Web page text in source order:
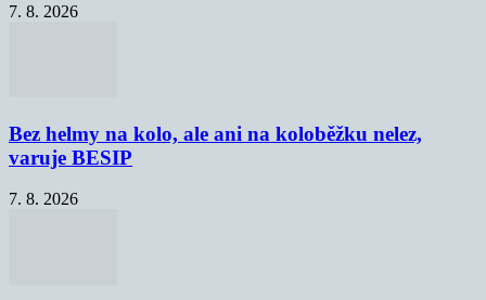
7. 8. 2026
Bez helmy na kolo, ale ani na koloběžku nelez,
varuje BESIP
7. 8. 2026